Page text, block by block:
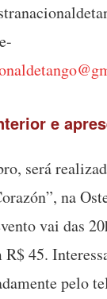
e
será
na
vai das
45.
pelo